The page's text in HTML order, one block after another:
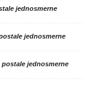
jednosmerne
jednosmerne
postale jednosmerne